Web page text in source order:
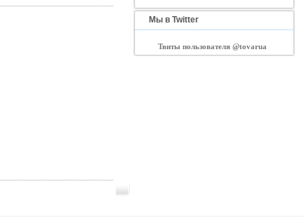
Мы в Twitter
Твиты пользователя @tovarua